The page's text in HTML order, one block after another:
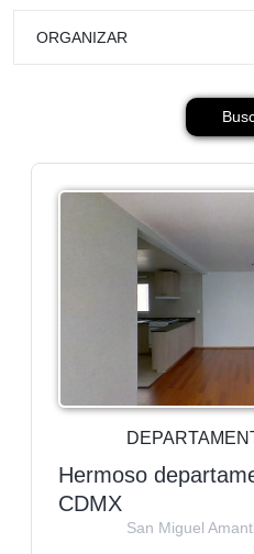
ORGANIZAR
Hermoso
CDMX
San Miguel